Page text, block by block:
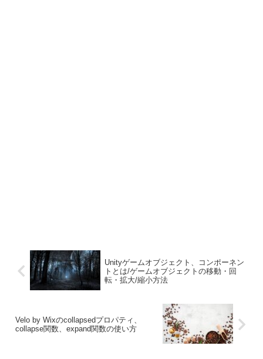
Unityゲームオブジェクト、コンポーネン
トとは/ゲームオブジェクトの移動・回
転・拡大/縮小方法
Velo by Wixのcollapsedプロパティ、
collapse関数、expand関数の使い方